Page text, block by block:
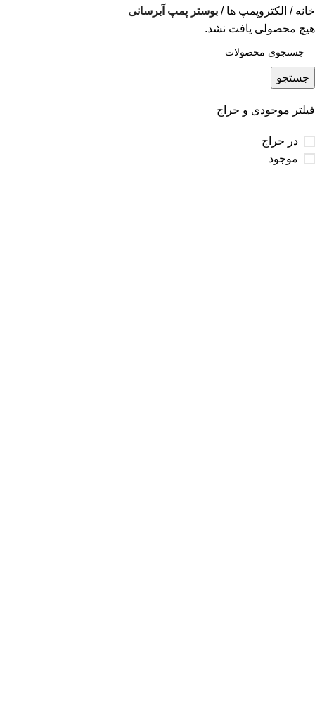
فیلتر موجودی و حراج
در حراج
موجود
خانه الکتروپمپ ها
بوستر پمپ آبرسانی
هیچ محصولی یافت نشد.
جستجو